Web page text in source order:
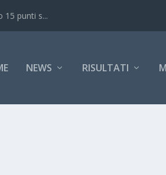
15 punti s...
NEWS RISULTATI